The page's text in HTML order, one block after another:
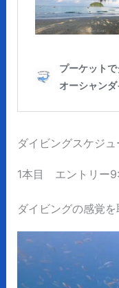
ダイビングスケジュ
1本目 エントリー
ダイビングの感覚